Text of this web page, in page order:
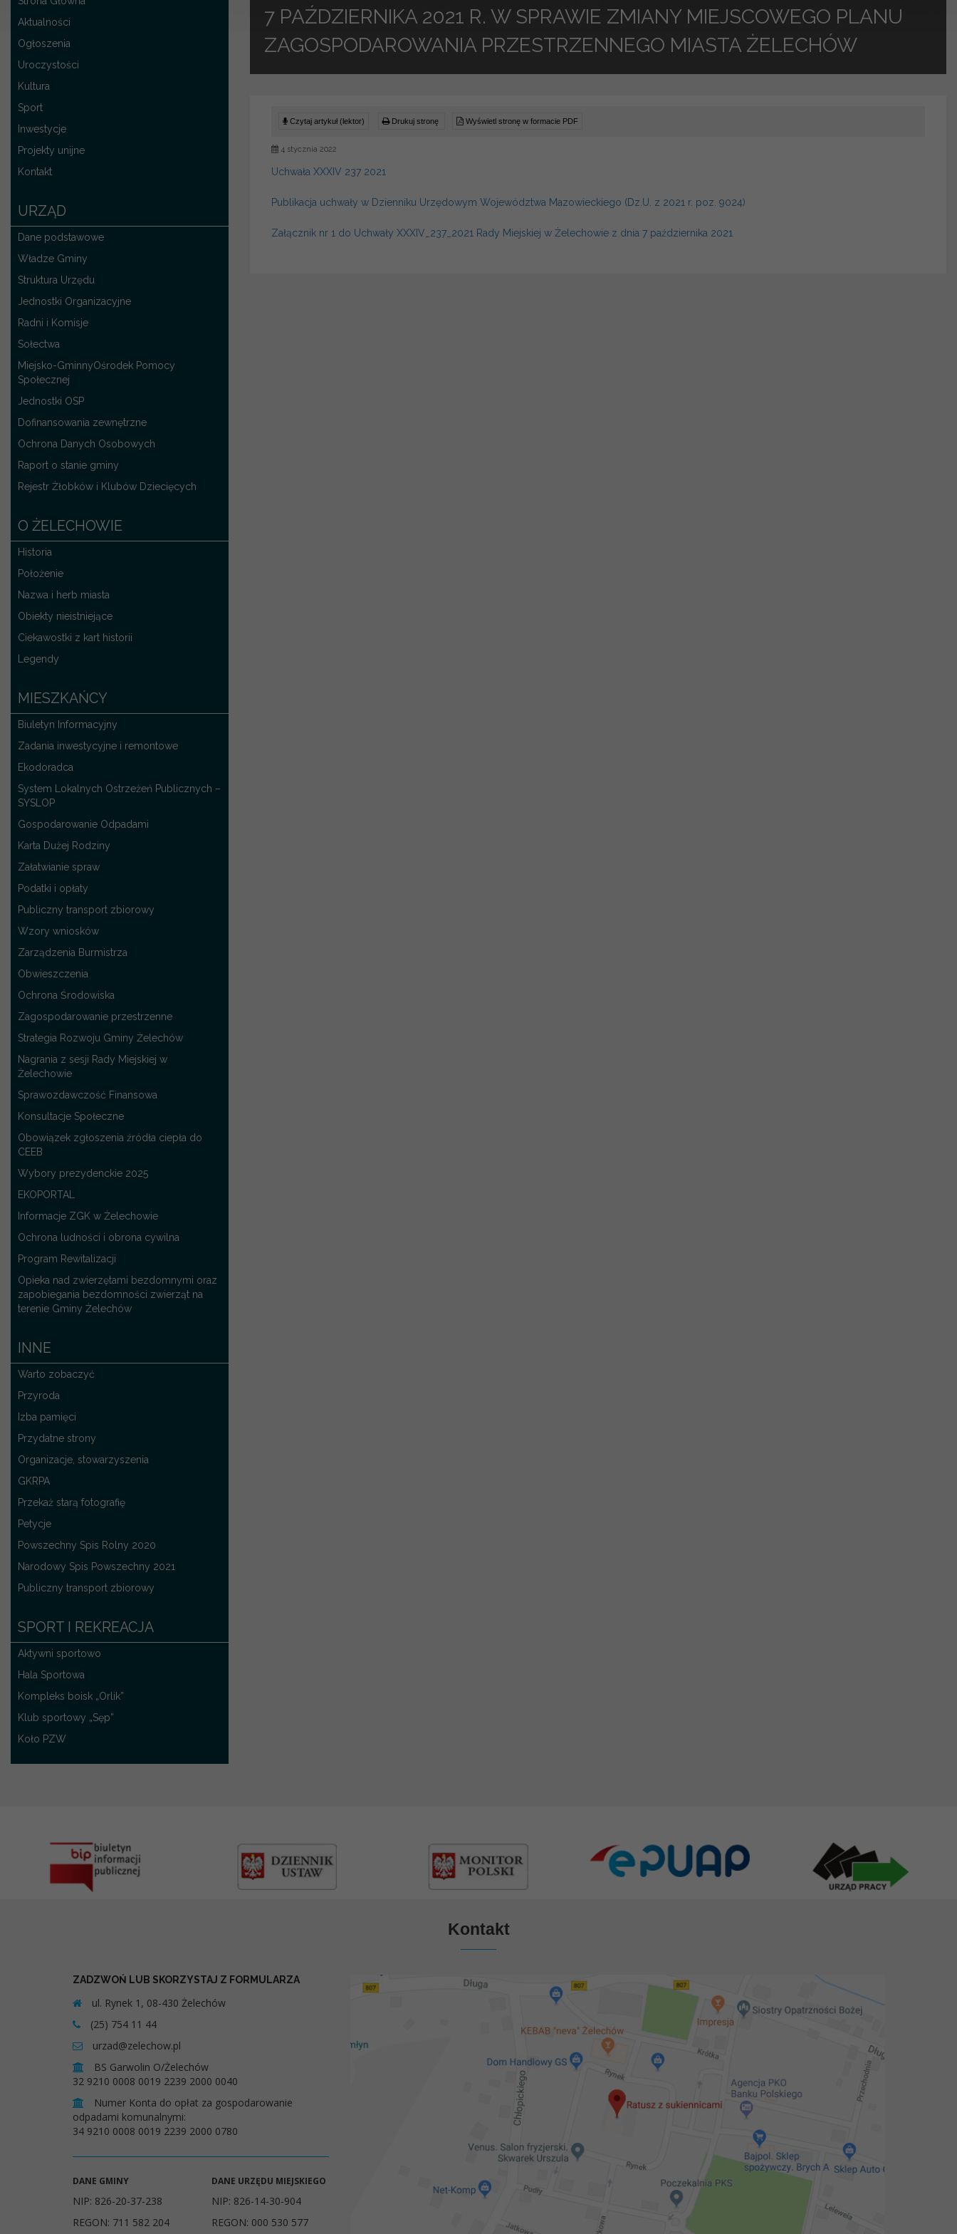
Aktualności
Ogłoszenia
Uroczystości
Kultura
Sport
Inwestycje
Projekty unijne
Kontakt
URZĄD
Dane podstawowe
Władze Gminy
Struktura Urzędu
Jednostki Organizacyjne
Radni i Komisje
Sołectwa
Miejsko-GminnyOśrodek Pomocy
Społecznej
Jednostki OSP
Dofinansowania zewnętrzne
Ochrona Danych Osobowych
Raport o stanie gminy
Rejestr Żłobków i Klubów Dziecięcych
O ŻELECHOWIE
Historia
Położenie
Nazwa i herb miasta
Obiekty nieistniejące
Ciekawostki z kart historii
Legendy
MIESZKAŃCY
Biuletyn Informacyjny
Zadania inwestycyjne i remontowe
Ekodoradca
System Lokalnych Ostrzeżeń Publicznych –
SYSLOP
Gospodarowanie Odpadami
Karta Dużej Rodziny
Załatwianie spraw
Podatki i opłaty
Publiczny transport zbiorowy
Wzory wniosków
Zarządzenia Burmistrza
Obwieszczenia
Ochrona Środowiska
Zagospodarowanie przestrzenne
Strategia Rozwoju Gminy Żelechów
Nagrania z sesji Rady Miejskiej w
Żelechowie
Sprawozdawczość Finansowa
Konsultacje Społeczne
Obowiązek zgłoszenia źródła ciepła do
CEEB
Wybory prezydenckie 2025
EKOPORTAL
Informacje ZGK w Żelechowie
Ochrona ludności i obrona cywilna
Program Rewitalizacji
Opieka nad zwierzętami bezdomnymi oraz
zapobiegania bezdomności zwierząt na
terenie Gminy Żelechów
INNE
Warto zobaczyć
Przyroda
Izba pamięci
Przydatne strony
Organizacje, stowarzyszenia
GKRPA
Przekaż starą fotografię
Petycje
Powszechny Spis Rolny 2020
Narodowy Spis Powszechny 2021
Publiczny transport zbiorowy
SPORT I REKREACJA
Aktywni sportowo
Hala Sportowa
Kompleks boisk „Orlik”
Klub sportowy „Sęp”
Koło PZW
7 PAŹDZIERNIKA 2021 R. W SPRAWIE ZMIANY MIEJSCOWEGO PLANU
ZAGOSPODAROWANIA PRZESTRZENNEGO MIASTA ŻELECHÓW
Czytaj artykuł (lektor) Drukuj stronę Wyświetl stronę w formacie PDF
4 stycznia 2022
Uchwała XXXIV 237 2021
Publikacja uchwały w Dzienniku Urzędowym Województwa Mazowieckiego (Dz.U. z 2021 r. poz. 9024)
Załącznik nr 1 do Uchwały XXXIV_237_2021 Rady Miejskiej w Żelechowie z dnia 7 października 2021
Kontakt
ZADZWOŃ LUB SKORZYSTAJ Z FORMULARZA
ul. Rynek 1, 08-430 Żelechów
(25) 754 11 44
urzad@zelechow.pl
BS Garwolin O/Żelechów
32 9210 0008 0019 2239 2000 0040
Numer Konta do opłat za gospodarowanie
odpadami komunalnymi:
34 9210 0008 0019 2239 2000 0780
DANE GMINY
NIP: 826-20-37-238
REGON: 711 582 204
DANE URZĘDU MIEJSKIEGO
NIP: 826-14-30-904
REGON: 000 530 577